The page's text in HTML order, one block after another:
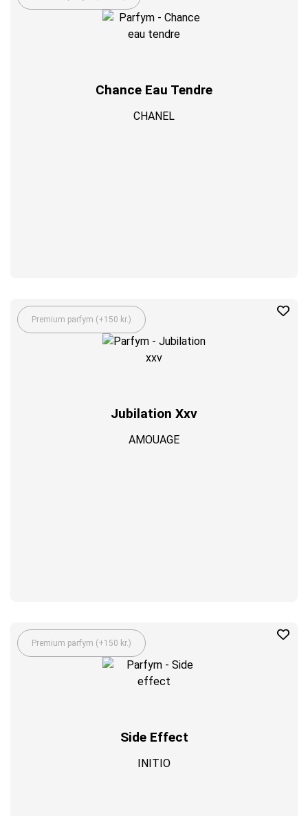
Chance Eau Tendre
CHANEL
Premium parfym (+150 kr.)
Jubilation Xxv
AMOUAGE
Premium parfym (+150 kr.)
Side Effect
INITIO